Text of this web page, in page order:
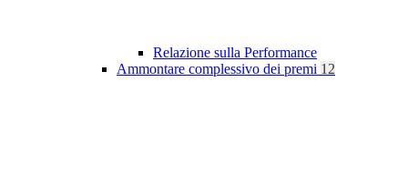
Relazione sulla Performance
Ammontare complessivo dei premi 12